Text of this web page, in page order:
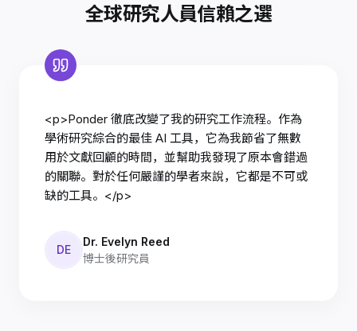
全球研究人員信賴之選
<p>Ponder 徹底改變了我的研究工作流程。作為
學術研究綜合的最佳 AI 工具，它為我節省了無數
用於文獻回顧的時間，並幫助我發現了原本會錯過
的關聯。對於任何嚴謹的學者來說，它都是不可或
缺的工具。</p>
DE
Dr. Evelyn Reed
博士後研究員